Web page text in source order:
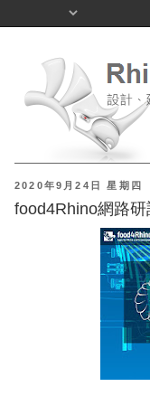
2020年9月24日 星期四
food4Rhino網路